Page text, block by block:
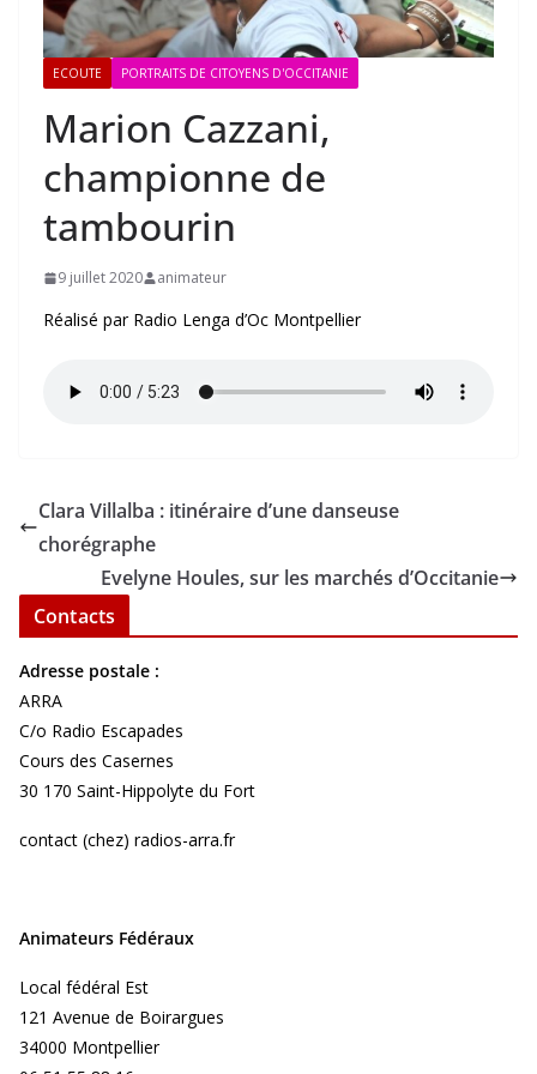
ECOUTE PORTRAITS DE CITOYENS D'OCCITANIE
Marion Cazzani,
championne de
tambourin
9 juillet 2020 animateur
Réalisé par Radio Lenga d’Oc Montpellier
Clara Villalba : itinéraire d’une danseuse
chorégraphe
Evelyne Houles, sur les marchés d’Occitanie
Contacts
Adresse postale :
ARRA
C/o Radio Escapades
Cours des Casernes
30 170 Saint-Hippolyte du Fort
contact (chez) radios-arra.fr
Animateurs Fédéraux
Local fédéral Est
121 Avenue de Boirargues
34000 Montpellier